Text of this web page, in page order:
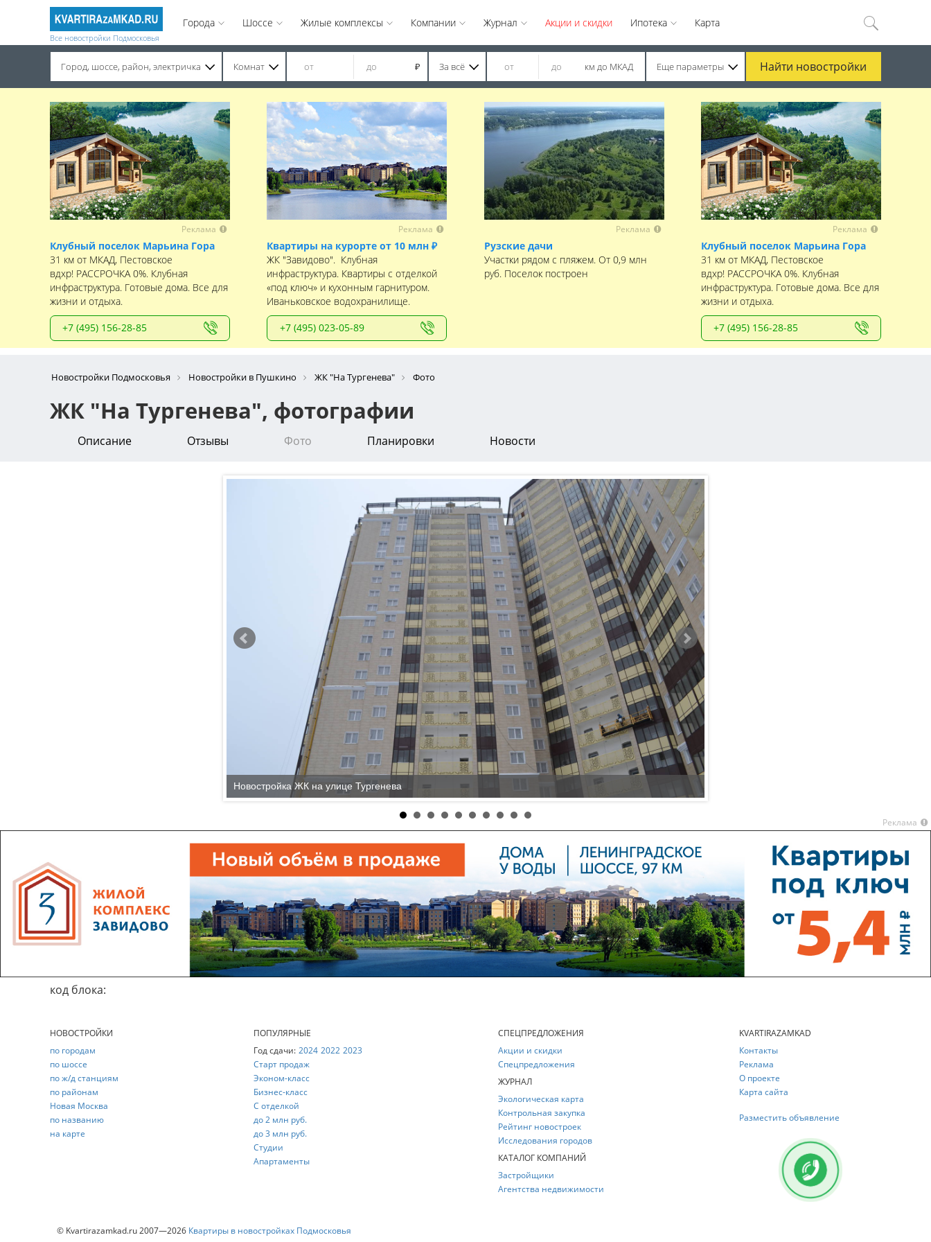
Все новостройки Подмосковья
Города Шоссе Жилые комплексы Компании Журнал Акции и скидки Ипотека Карта
Город, шоссе, район, электричка Комнат ₽ За всё км до МКАД Еще параметры Найти новостройки
Реклама
Клубный поселок Марьина Гора
31 км от МКАД, Пестовское
вдхр! РАССРОЧКА 0%. Клубная
инфраструктура. Готовые дома. Все для
жизни и отдыха.
+7 (495) 156-28-85
Реклама
Квартиры на курорте от 10 млн ₽
ЖК "Завидово". Клубная
инфраструктура. Квартиры с отделкой
«под ключ» и кухонным гарнитуром.
Иваньковское водохранилище.
+7 (495) 023-05-89
Реклама
Рузские дачи
Участки рядом с пляжем. От 0,9 млн
руб. Поселок построен
Реклама
Клубный поселок Марьина Гора
31 км от МКАД, Пестовское
вдхр! РАССРОЧКА 0%. Клубная
инфраструктура. Готовые дома. Все для
жизни и отдыха.
+7 (495) 156-28-85
Новостройки Подмосковья Новостройки в Пушкино ЖК "На Тургенева" Фото
ЖК "На Тургенева", фотографии
Описание Отзывы Фото Планировки Новости
Новостройка ЖК на улице Тургенева
Реклама
код блока:
НОВОСТРОЙКИ
по городам
по шоссе
по ж/д станциям
по районам
Новая Москва
по названию
на карте
ПОПУЛЯРНЫЕ
Год сдачи: 2024 2022 2023
Старт продаж
Эконом-класс
Бизнес-класс
С отделкой
до 2 млн руб.
до 3 млн руб.
Студии
Апартаменты
СПЕЦПРЕДЛОЖЕНИЯ
Акции и скидки
Спецпредложения
ЖУРНАЛ
Экологическая карта
Контрольная закупка
Рейтинг новостроек
Исследования городов
КАТАЛОГ КОМПАНИЙ
Застройщики
Агентства недвижимости
KVARTIRAZAMKAD
Контакты
Реклама
О проекте
Карта сайта
Разместить объявление
© Kvartirazamkad.ru 2007—2026 Квартиры в новостройках Подмосковья